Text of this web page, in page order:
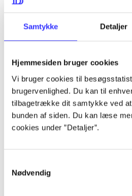
Samtykke Detaljer
Hjemmesiden bruger cookies
Vi bruger cookies til
brugervenlighed. Du kan til
tilbagetrække dit samtykke ved at
bunden af siden. Du kan læse
cookies under ”Detaljer”.
Nødvendig
...
...
...